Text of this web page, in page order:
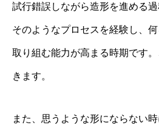
試行錯誤しながら造形を進める
そのようなプロセスを経験し、
取り組む能力が高まる時期です
きます。
また、思うような形にならない